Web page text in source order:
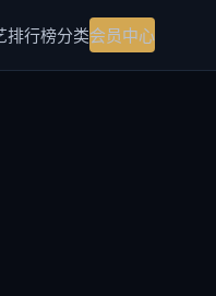
排行榜分类会员中心